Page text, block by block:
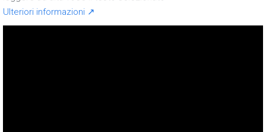
Ulteriori informazioni ↗